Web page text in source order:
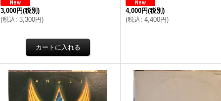
3,000円(税別)
(税込: 3,300円)
4,000円(税別)
(税込: 4,400円)